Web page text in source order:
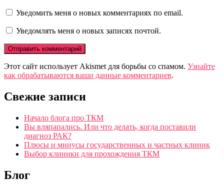
Уведомить меня о новых комментариях по email.
Уведомлять меня о новых записях почтой.
Этот сайт использует Akismet для борьбы со спамом. Узнайте
как обрабатываются ваши данные комментариев.
Свежие записи
Начало блога про ТКМ
Вы вляпапались. Или что делать, когда поставили
диагноз РАК?
Плюсы и минусы государственных и частных клиник
Выбор клиники для прохождения ТКМ
Блог